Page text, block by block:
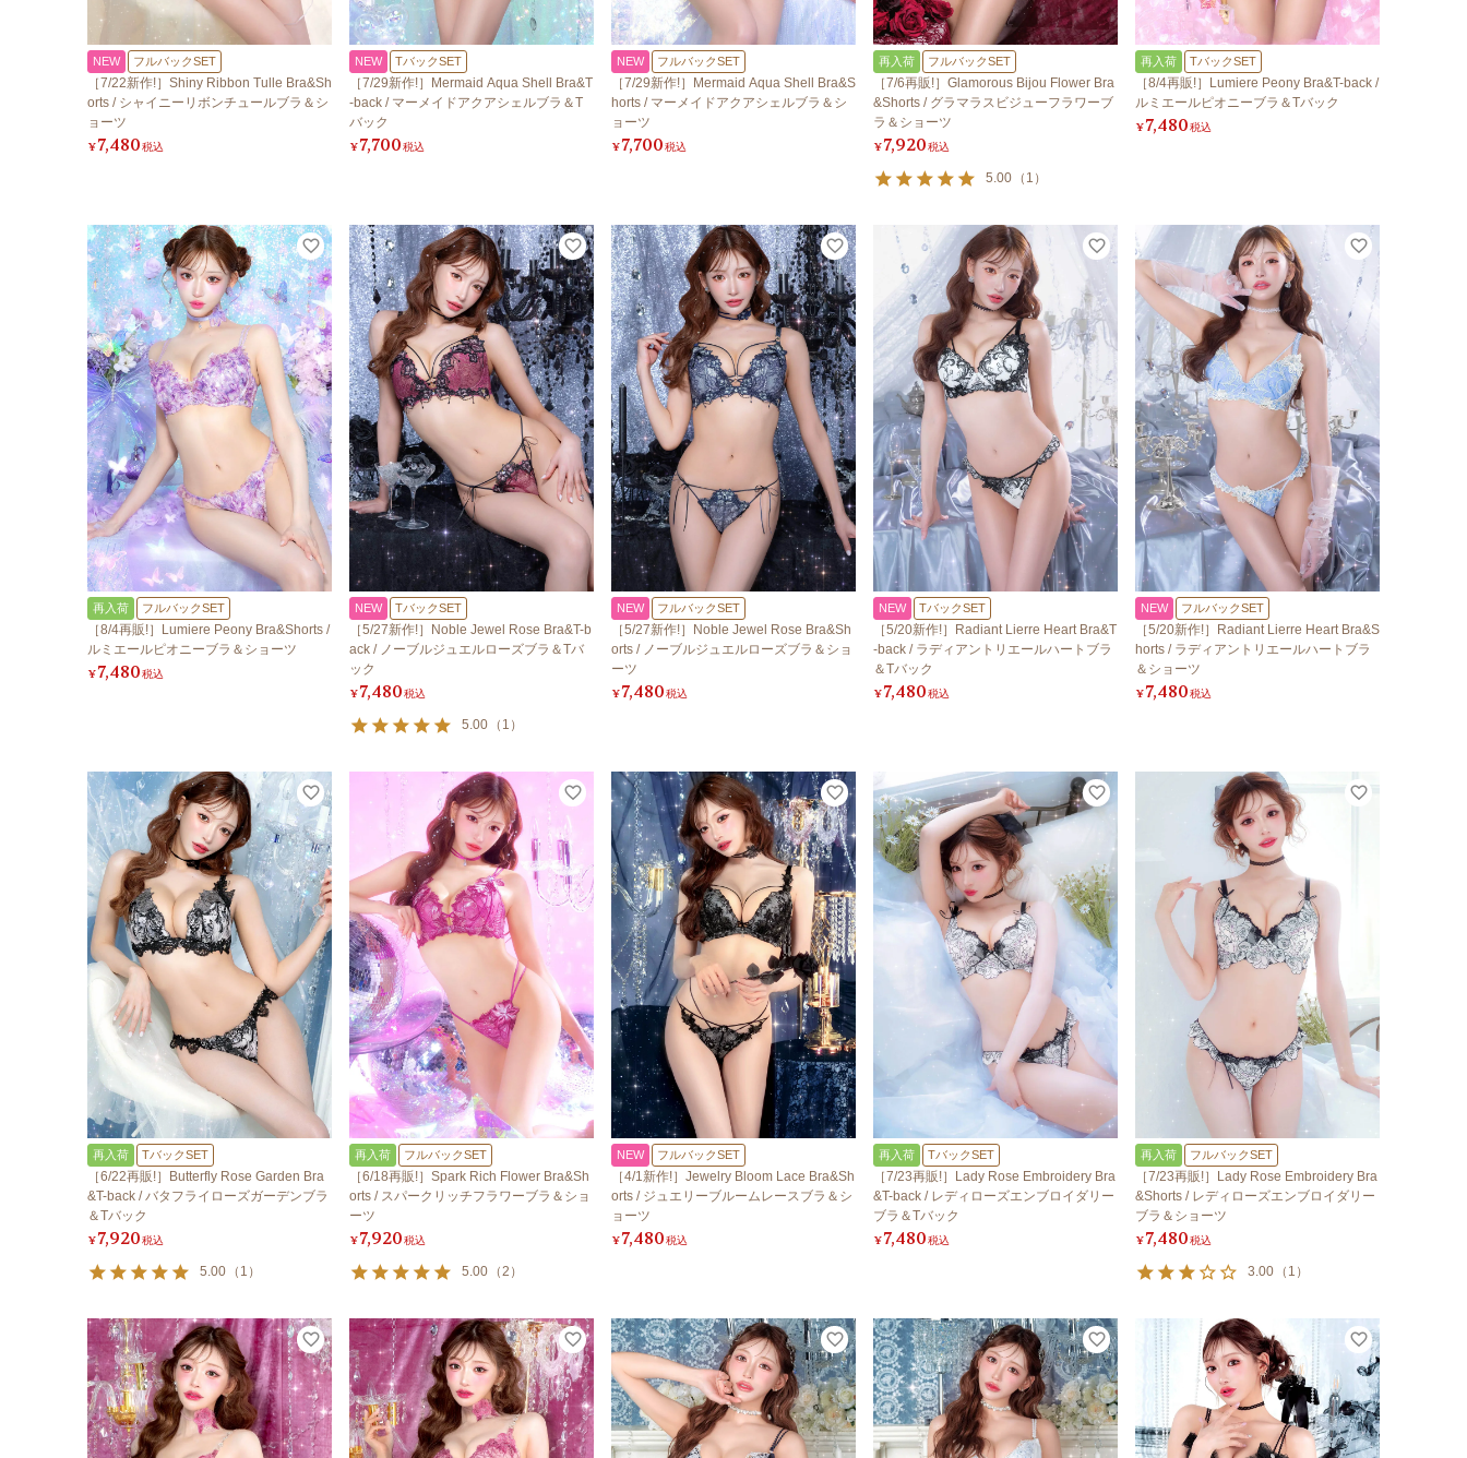
NEW フルバックSET
［7/22新作!］Shiny Ribbon Tulle Bra&Sh
orts / シャイニーリボンチュールブラ＆シ
ョーツ
¥7,480税込
NEW TバックSET
［7/29新作!］Mermaid Aqua Shell Bra&T
-back / マーメイドアクアシェルブラ＆T
バック
¥7,700税込
NEW フルバックSET
［7/29新作!］Mermaid Aqua Shell Bra&S
horts / マーメイドアクアシェルブラ＆シ
ョーツ
¥7,700税込
再入荷 フルバックSET
［7/6再販!］Glamorous Bijou Flower Bra
&Shorts / グラマラスビジューフラワーブ
ラ＆ショーツ
¥7,920税込
5.00 （ 1 ）
再入荷 TバックSET
［8/4再販!］Lumiere Peony Bra&T-back /
ルミエールピオニーブラ＆Tバック
¥7,480税込
再入荷 フルバックSET
［8/4再販!］Lumiere Peony Bra&Shorts /
ルミエールピオニーブラ＆ショーツ
¥7,480税込
NEW TバックSET
［5/27新作!］Noble Jewel Rose Bra&T-b
ack / ノーブルジュエルローズブラ＆Tバ
ック
¥7,480税込
5.00 （ 1 ）
NEW フルバックSET
［5/27新作!］Noble Jewel Rose Bra&Sh
orts / ノーブルジュエルローズブラ＆ショ
ーツ
¥7,480税込
NEW TバックSET
［5/20新作!］Radiant Lierre Heart Bra&T
-back / ラディアントリエールハートブラ
＆Tバック
¥7,480税込
NEW フルバックSET
［5/20新作!］Radiant Lierre Heart Bra&S
horts / ラディアントリエールハートブラ
＆ショーツ
¥7,480税込
再入荷 TバックSET
［6/22再販!］Butterfly Rose Garden Bra
&T-back / バタフライローズガーデンブラ
＆Tバック
¥7,920税込
5.00 （ 1 ）
再入荷 フルバックSET
［6/18再販!］Spark Rich Flower Bra&Sh
orts / スパークリッチフラワーブラ＆ショ
ーツ
¥7,920税込
5.00 （2 ）
NEW フルバックSET
［4/1新作!］Jewelry Bloom Lace Bra&Sh
orts / ジュエリーブルームレースブラ＆シ
ョーツ
¥7,480税込
再入荷 TバックSET
［7/23再販!］Lady Rose Embroidery Bra
&T-back / レディローズエンブロイダリー
ブラ＆Tバック
¥7,480税込
再入荷 フルバックSET
［7/23再販!］Lady Rose Embroidery Bra
&Shorts / レディローズエンブロイダリー
ブラ＆ショーツ
¥7,480税込
3.00 （ 1 ）